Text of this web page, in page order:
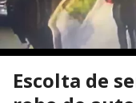
Escolta de